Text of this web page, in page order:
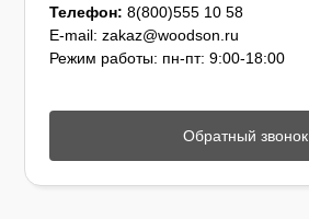
Телефон: 8(800)555 10 58
E-mail: zakaz@woodson.ru
Режим работы: пн-пт: 9:00-18:00
Обратный звонок